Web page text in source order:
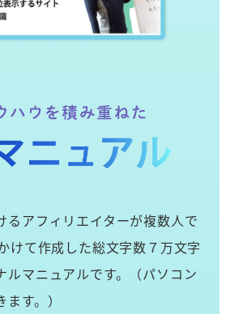
るアフィリエイターが複数人で
けて作成した総文字数７万文字
ルマニュアルです。（パソコン
す。）